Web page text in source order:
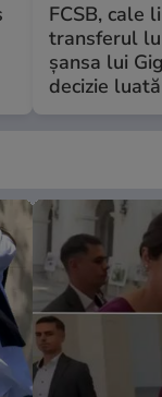
FCSB, cale
transferul
șansa lui
decizie